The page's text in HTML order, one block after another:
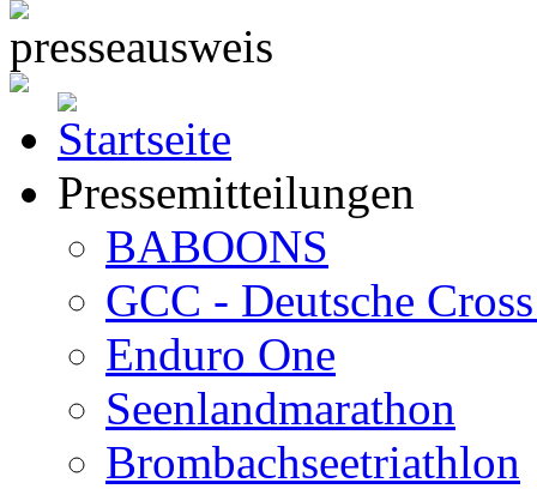
Pressemitteilungen
BABOONS
GCC - Deutsche
Enduro One
Seenlandmarathon
Brombachseetriathlon